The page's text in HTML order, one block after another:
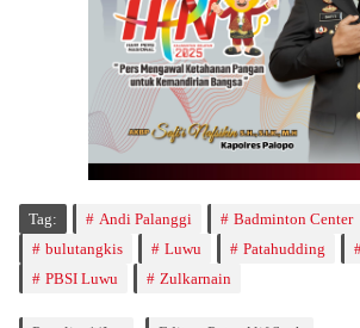
Tag: Andi Palanggi Badminton Center
bulutangkis
Luwu Patahudding
PBSI Luwu
Zulkarnain